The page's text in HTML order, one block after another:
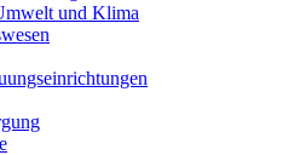
und Klima